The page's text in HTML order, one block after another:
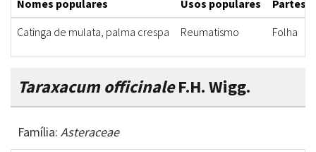
Nomes populares Usos populares
Partes
Catinga de mulata, palma crespa
Reumatismo Folha
Taraxacum officinaleF.H. Wigg.
Família: Asteraceae